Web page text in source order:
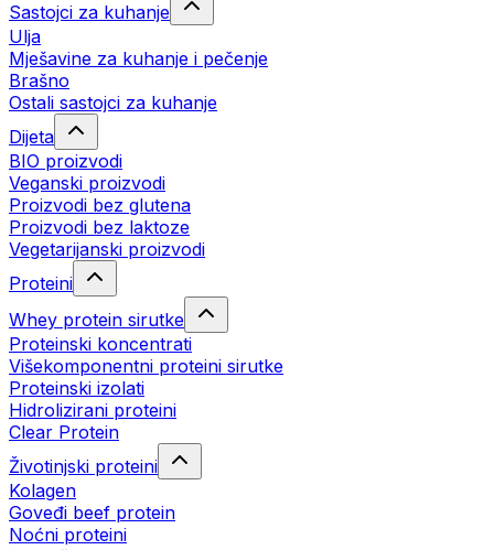
Sastojci za kuhanje
Ulja
Mješavine za kuhanje i pečenje
Brašno
Ostali sastojci za kuhanje
Dijeta
BIO proizvodi
Veganski proizvodi
Proizvodi bez glutena
Proizvodi bez laktoze
Vegetarijanski proizvodi
Proteini
Whey protein sirutke
Proteinski koncentrati
Višekomponentni proteini sirutke
Proteinski izolati
Hidrolizirani proteini
Clear Protein
Životinjski proteini
Kolagen
Goveđi beef protein
Noćni proteini